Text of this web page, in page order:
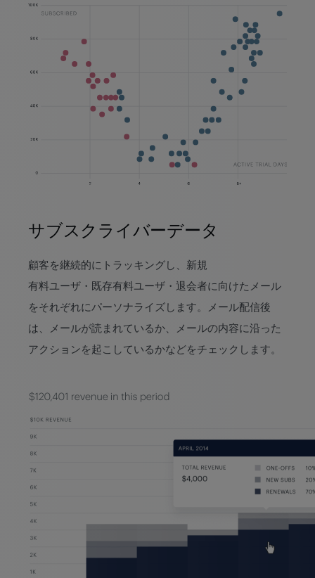
サブスクライバーデータ
顧客を継続的にトラッキングし、新規
有料ユーザ・既存有料ユーザ・退会者に向けたメール
をそれぞれにパーソナライズします。メール配信後
は、メールが読まれているか、メールの内容に沿った
アクションを起こしているかなどをチェックします。